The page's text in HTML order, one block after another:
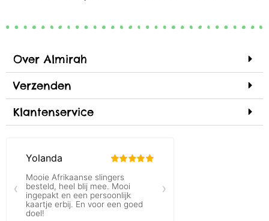
Over Almirah
Verzenden
Klantenservice